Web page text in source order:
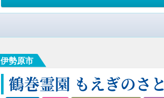
伊勢原市
鶴巻霊園 もえぎのさと